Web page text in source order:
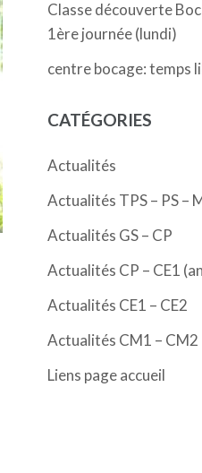
Classe découverte
1ère journée (lundi)
centre bocage: temps
CATÉGORIES
Actualités
Actualités TPS – PS –
Actualités GS – CP
Actualités CP – CE1
Actualités CE1 – CE2
Actualités CM1 – CM2
Liens page accueil